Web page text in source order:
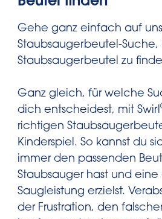
3. Auf dem Sauger das
finden (meistens
des roten Rahmens
4. Dann auf
5. Der passende Beutel
Infos findet man auf
des Saugers, welches
der Rückseite befindet.
1. Swirl®
öffnen.
2.Mit dem Smartphone
auf „Manuell
dem Laptop oder
auf “Marke auswählen”
Gehe ganz einfach auf
Staubsaugerbeutel-
Staubsaugerbeutel zu
Ganz gleich, für welche
dich entscheidest, mit Swirl
richtigen
Kinderspiel. So kannst du
immer den passenden
Staubsauger hast und
Saugleistung erzielst.
der Frustration, den